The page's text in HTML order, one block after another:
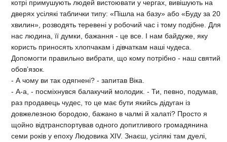
котрі примушують людей вистоювати у чергах, вивішують на
дверях усілякі таблички типу: «Пішла на базу» або «Буду за 20
хвилин», розводять теревені у робочий час і тому подібне. Для
нас людина, її думки, бажання - це все. І нам байдуже, яку
користь приносять хлопчакам і дівчаткам наші чудеса.
Допомогти правильно вибрати, що кому потрібно - наш святий
обов’язок.
- А чому ви так одягнені? - запитав Віка.
- А-а, - посміхнувся балакучий молодик. - Ти, певно, подумав,
раз продавець чудес, то це має бути якийсь дідуган із
довжелезною бородою, бажано в чалмі й халаті? Просто я
щойно відтранспортував одного допитливого громадянина
семи років у епоху Людовика XIV. Знаєш, усілякі там дуелі,